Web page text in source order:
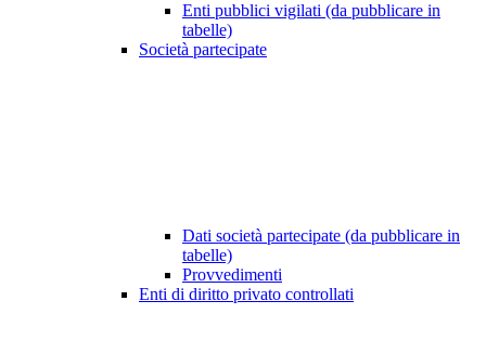
Enti pubblici vigilati (da pubblicare in
tabelle)
Società partecipate
Dati società partecipate (da pubblicare in
tabelle)
Provvedimenti
Enti di diritto privato controllati